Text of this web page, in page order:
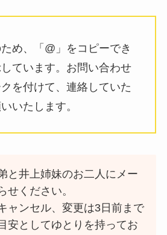
め、「@」をコピーでき
ています。お問い合わせ
を付けて、連絡していた
いたします。
と井上姉妹のお二人にメー
せください。
ャンセル、変更は3日前まで
安としてゆとりを持ってお